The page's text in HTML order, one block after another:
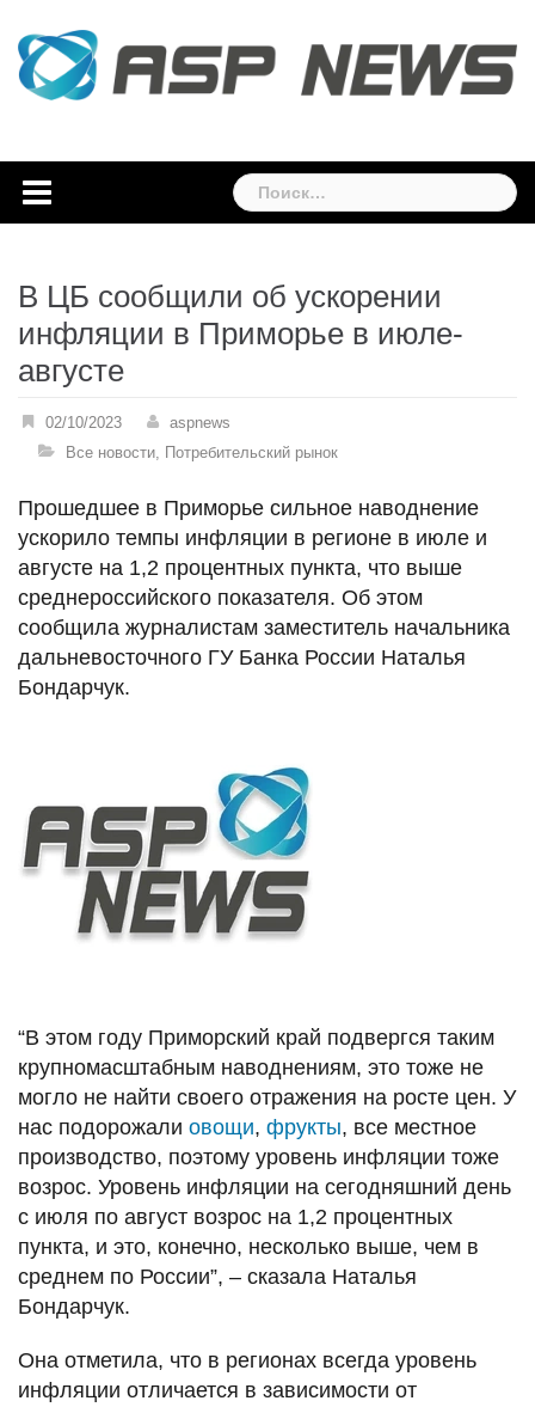
content
Найти:
В ЦБ сообщили об ускорении
инфляции в Приморье в июле-
августе
02/10/2023
aspnews
Все новости, Потребительский рынок
Прошедшее в Приморье сильное наводнение
ускорило темпы инфляции в регионе в июле и
августе на 1,2 процентных пункта, что выше
среднероссийского показателя. Об этом
сообщила журналистам заместитель начальника
дальневосточного ГУ Банка России Наталья
Бондарчук.
“В этом году Приморский край подвергся таким
крупномасштабным наводнениям, это тоже не
могло не найти своего отражения на росте цен. У
нас подорожали овощи, фрукты, все местное
производство, поэтому уровень инфляции тоже
возрос. Уровень инфляции на сегодняшний день
с июля по август возрос на 1,2 процентных
пункта, и это, конечно, несколько выше, чем в
среднем по России”, – сказала Наталья
Бондарчук.
Она отметила, что в регионах всегда уровень
инфляции отличается в зависимости от